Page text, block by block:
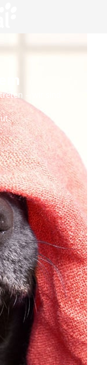
– wir sind